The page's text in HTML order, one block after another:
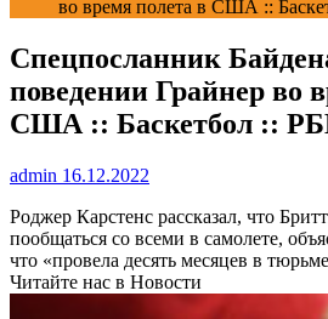
во время полета в США ::
Спецпосланник
поведении Грайнер во
США :: Баскетбол ::
admin 16.12.2022
Роджер Карстенс рассказал, что
пообщаться со всеми в самолете,
что «провела десять месяцев в
Читайте нас в Новости